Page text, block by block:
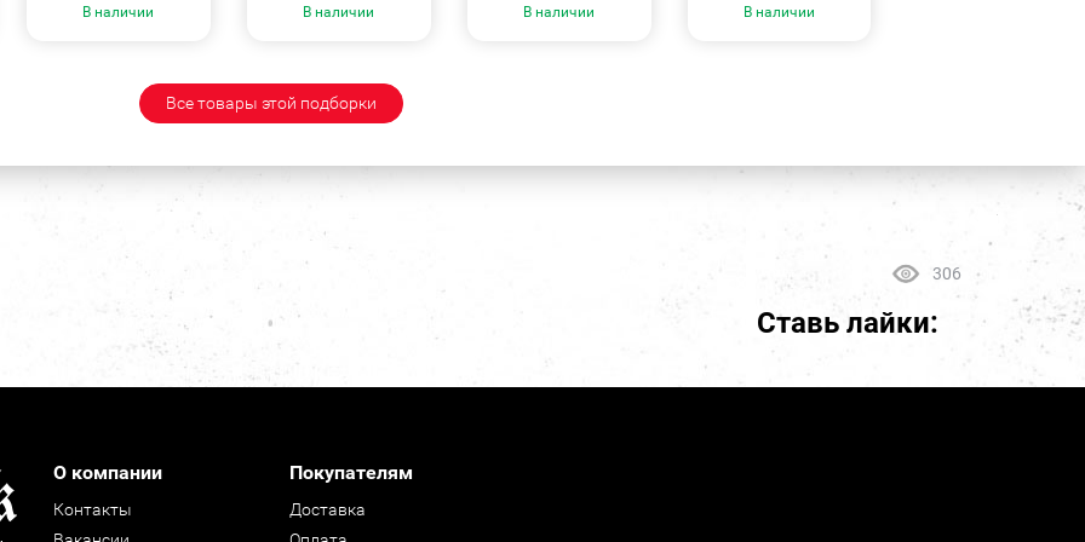
В наличии В наличии В наличии В наличии
Все товары этой подборки
306
Ставь лайки:
О компании
Контакты
Покупателям
Доставка